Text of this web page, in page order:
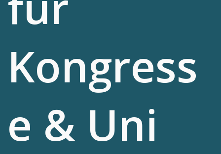
Kongress
e & Uni